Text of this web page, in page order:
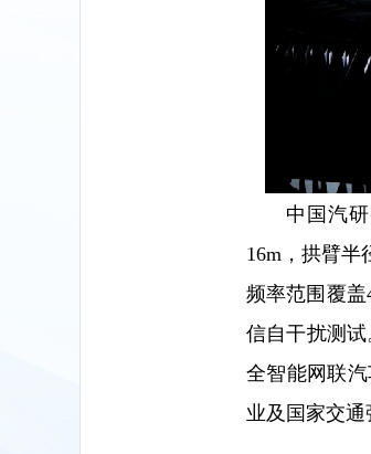
中国汽
16m，拱臂半
频率范围覆
信自干扰测试
全智能网联
业及国家交通